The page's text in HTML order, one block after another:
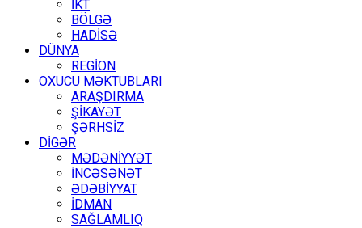
İKT
BÖLGƏ
HADİSƏ
DÜNYA
REGİON
OXUCU MƏKTUBLARI
ARAŞDIRMA
ŞİKAYƏT
ŞƏRHSİZ
DİGƏR
MƏDƏNİYYƏT
İNCƏSƏNƏT
ƏDƏBİYYAT
İDMAN
SAĞLAMLIQ